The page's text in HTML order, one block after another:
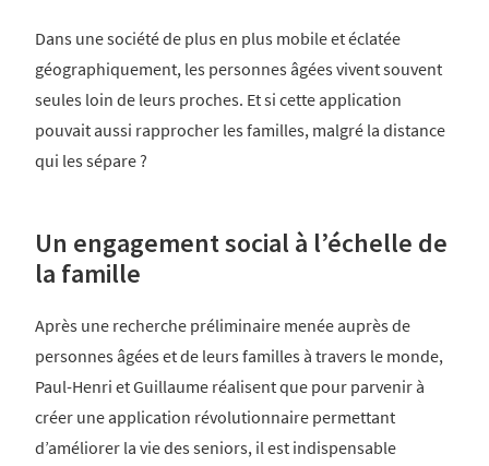
Dans une société de plus en plus mobile et éclatée
géographiquement, les personnes âgées vivent souvent
seules loin de leurs proches. Et si cette application
pouvait aussi rapprocher les familles, malgré la distance
qui les sépare ?
Un engagement social à l’échelle de
la famille
Après une recherche préliminaire menée auprès de
personnes âgées et de leurs familles à travers le monde,
Paul-Henri et Guillaume réalisent que pour parvenir à
créer une application révolutionnaire permettant
d’améliorer la vie des seniors, il est indispensable